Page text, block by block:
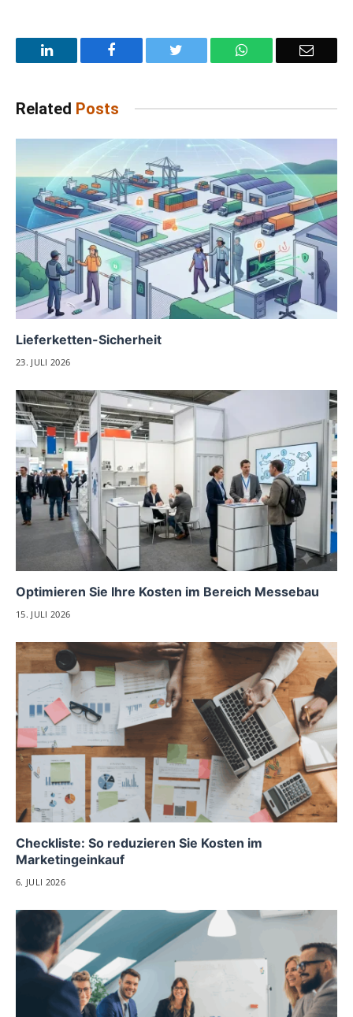
LinkedIn Facebook WhatsApp Email
Related Posts
Lieferketten-Sicherheit
23. JULI 2026
Optimieren Sie Ihre Kosten im Bereich Messebau
15. JULI 2026
Checkliste: So reduzieren Sie Kosten im
Marketingeinkauf
6. JULI 2026